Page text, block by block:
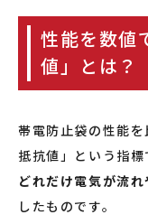
性能を数値
値」とは？
帯電防止袋の性能
抵抗値」という指標
どれだけ電気が流れ
したものです。